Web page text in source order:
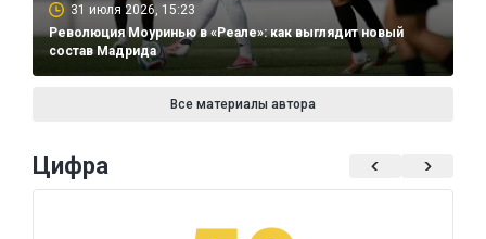
31 июля 2026, 15:23
Революция Моуринью в «Реале»: как выглядит новый
состав Мадрида
Все материалы автора
Цифра